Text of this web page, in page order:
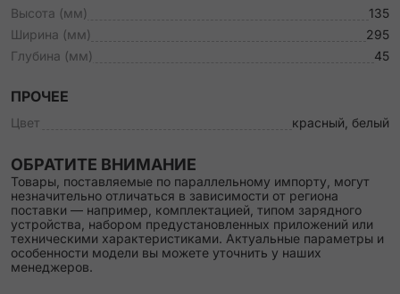
Высота (мм)
135
Ширина (мм)
295
Глубина (мм)
45
ПРОЧЕЕ
Цвет красный, белый
ОБРАТИТЕ ВНИМАНИЕ
Товары, поставляемые по параллельному импорту, могут
незначительно отличаться в зависимости от региона
поставки — например, комплектацией, типом зарядного
устройства, набором предустановленных приложений или
техническими характеристиками. Актуальные параметры и
особенности модели вы можете уточнить у наших
менеджеров.